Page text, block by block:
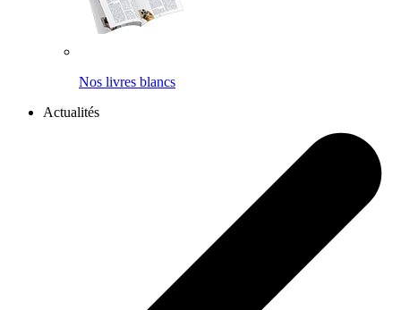
Nos livres blancs
Actualités